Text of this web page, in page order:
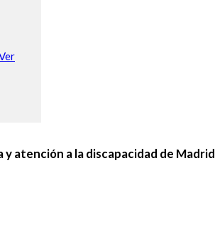
atención a la discapacidad de Madrid